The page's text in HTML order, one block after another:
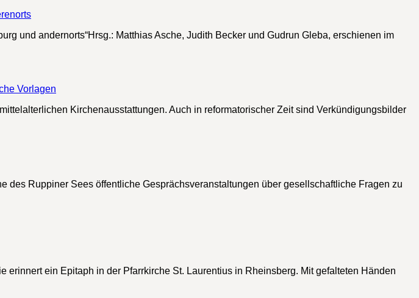
und andernorts“Hrsg.: Matthias Asche, Judith Becker und Gudrun Gleba, erschienen im
Vorlagen
Kirchenausstattungen. Auch in reformatorischer Zeit sind Verkündigungsbilder
des Ruppiner Sees öffentliche Gesprächsveranstaltungen über gesellschaftliche Fragen zu
ein Epitaph in der Pfarrkirche St. Laurentius in Rheinsberg. Mit gefalteten Händen